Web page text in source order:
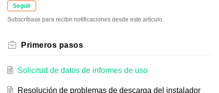
Seguir
Subscríbase para recibir notificaciones desde este artículo.
Primeros pasos
Solicitud de datos de informes de uso
Resolución de problemas de descarga del instalador